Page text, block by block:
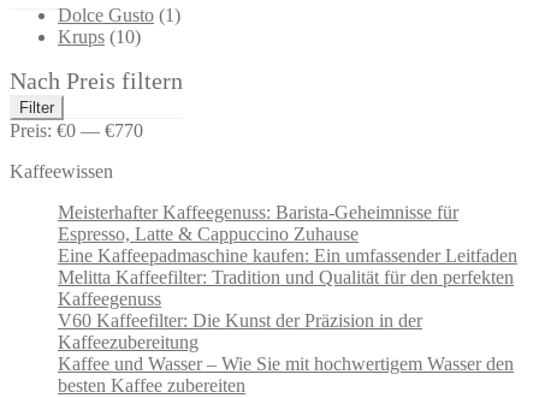
Dolce Gusto (1)
Krups (10)
Nach Preis filtern
Min.
Preis
Max.
Preis
Filter
Preis: €0 — €770
Kaffeewissen
Meisterhafter Kaffeegenuss: Barista-Geheimnisse für
Espresso, Latte & Cappuccino Zuhause
Eine Kaffeepadmaschine kaufen: Ein umfassender Leitfaden
Melitta Kaffeefilter: Tradition und Qualität für den perfekten
Kaffeegenuss
V60 Kaffeefilter: Die Kunst der Präzision in der
Kaffeezubereitung
Kaffee und Wasser – Wie Sie mit hochwertigem Wasser den
besten Kaffee zubereiten